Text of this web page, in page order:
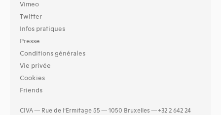
Vimeo
Twitter
Infos pratiques
Presse
Conditions générales
Vie privée
Cookies
Friends
CIVA — Rue de l’Ermitage 55 — 1050 Bruxelles — +32 2 642 24